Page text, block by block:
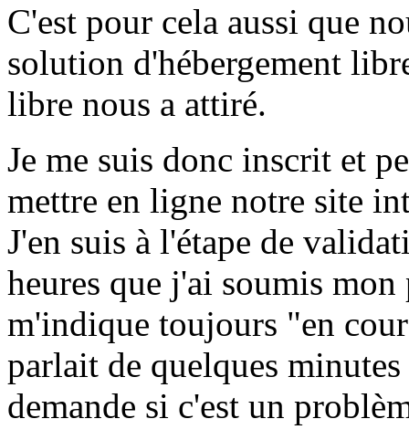
C'est pour cela aussi que
solution d'hébergement
libre nous a attiré.
Je me suis donc inscrit et
mettre en ligne notre site
J'en suis à l'étape de
heures que j'ai soumis
m'indique toujours "en
parlait de quelques
demande si c'est un